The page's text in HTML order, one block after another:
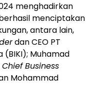
menghadirkan
menciptakan
antara lain,
dan CEO PT
(BIKI); Muhamad
Chief Business
Mohammad